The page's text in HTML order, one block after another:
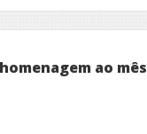
ao mês